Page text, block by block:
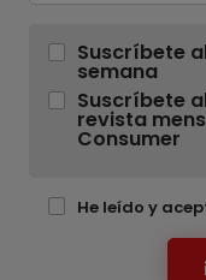
Suscríbete
semana
Suscríbete
revista
Consumer
He leído y